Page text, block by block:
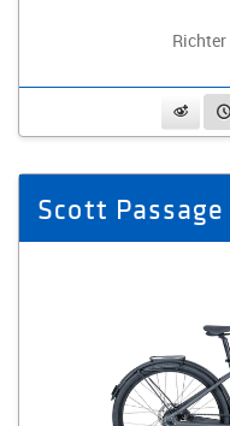
Richter
Scott